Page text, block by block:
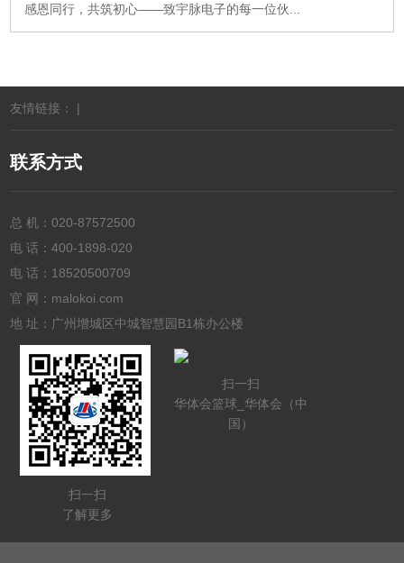
感恩同行，共筑初心——致宇脉电子的每一位伙...
友情链接： |
联系方式
总 机：020-87572500
电 话：400-1898-020
电 话： 18520500709
官 网：malokoi.com
地 址：广州增城区中城智慧园B1栋办公楼
扫一扫
了解更多
扫一扫
华体会篮球_华体会（中
国）